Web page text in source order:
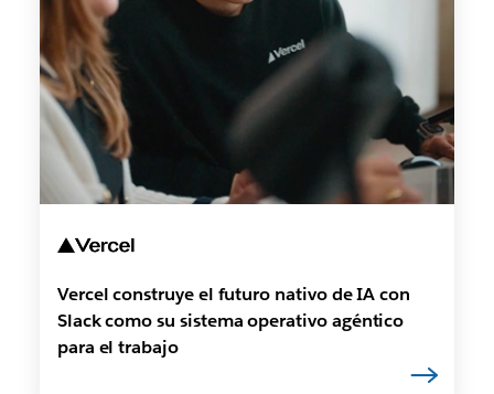
Vercel construye el futuro nativo de IA con
Slack como su sistema operativo agéntico
para el trabajo